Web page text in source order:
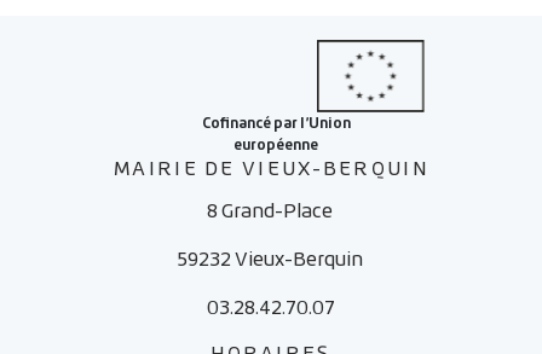
MAIRIE DE VIEUX-BERQUIN
8 Grand-Place
59232 Vieux-Berquin
03.28.42.70.07